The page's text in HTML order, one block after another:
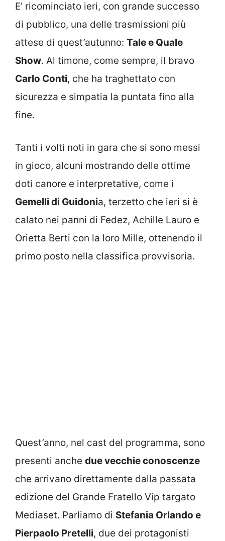
E’ ricominciato ieri, con grande successo
di pubblico, una delle trasmissioni più
attese di quest’autunno: Tale e Quale
Show. Al timone, come sempre, il bravo
Carlo Conti, che ha traghettato con
sicurezza e simpatia la puntata fino alla
fine.
Tanti i volti noti in gara che si sono messi
in gioco, alcuni mostrando delle ottime
doti canore e interpretative, come i
Gemelli di Guidonia, terzetto che ieri si è
calato nei panni di Fedez, Achille Lauro e
Orietta Berti con la loro Mille, ottenendo il
primo posto nella classifica provvisoria.
Quest’anno, nel cast del programma, sono
presenti anche due vecchie conoscenze
che arrivano direttamente dalla passata
edizione del Grande Fratello Vip targato
Mediaset. Parliamo di Stefania Orlando e
Pierpaolo Pretelli, due dei protagonisti